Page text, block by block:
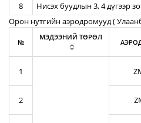
8
Нисэх буудлын 3, 4 дүгээр
Орон нутгийн аэродромууд (
№
МЭДЭЭНИЙ ТӨРӨЛ
1
2